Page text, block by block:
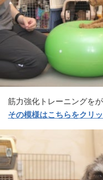
筋力強化トレーニングをが
その模様はこちらをクリッ